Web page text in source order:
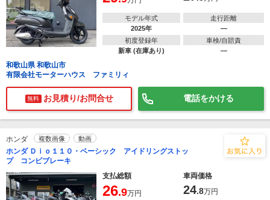
モデル年式
2025年
走行距離
―
初度登録年
新車 (在庫あり)
車検/自賠責
―
和歌山県 和歌山市
有限会社モーターハウス ファミリィ
無料 お見積り/お問合せ 電話をかける
ホンダ 複数画像 動画
ホンダ Ｄｉｏ１１０・ベーシック アイドリングストッ
プ コンビブレーキ
支払総額
車両価格
26.9万円 24.8万円